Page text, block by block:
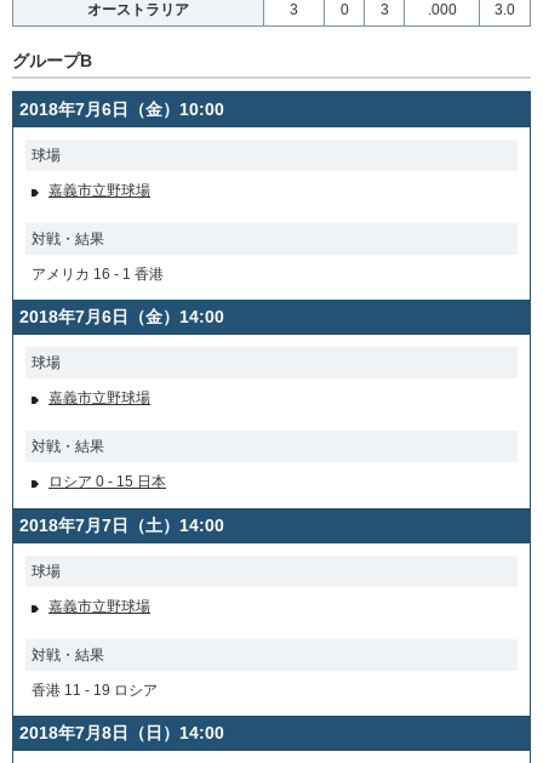
オーストラリア
3 0 3 .000 3.0
グループB
2018年7月6日（金）10:00
球場
嘉義市立野球場
対戦・結果
アメリカ 16 - 1 香港
2018年7月6日（金）14:00
球場
嘉義市立野球場
対戦・結果
ロシア 0 - 15 日本
2018年7月7日（土）14:00
球場
嘉義市立野球場
対戦・結果
香港 11 - 19 ロシア
2018年7月8日（日）14:00